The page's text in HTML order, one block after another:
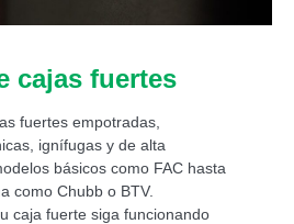
cajas fuertes
fuertes empotradas,
ignífugas y de alta
básicos como FAC hasta
como Chubb o BTV.
caja fuerte siga funcionando